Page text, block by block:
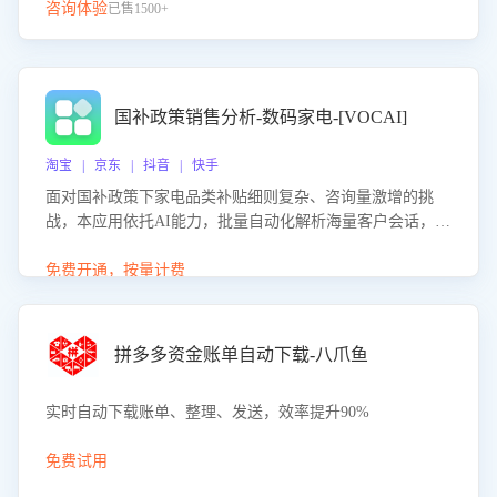
咨询体验已售1500+
国补政策销售分析-数码家电-[VOCAI]
淘宝 | 京东 | 抖音 | 快手
面对国补政策下家电品类补贴细则复杂、咨询量激增的挑
战，本应用依托AI能力，批量自动化解析海量客户会话，精
购买意向，深度洞察决策动因。同时全面评估客服团队政策
度、客服转化能力及销售业绩。
免费开通，按量计费
拼多多资金账单自动下载-八爪鱼
实时自动下载账单、整理、发送，效率提升90%
免费试用